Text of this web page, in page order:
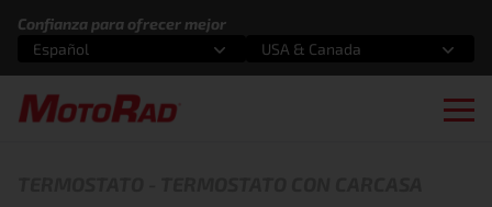
Confianza para ofrecer mejor
Selecciona una opción
Español
Selecciona una opción
USA & Canada